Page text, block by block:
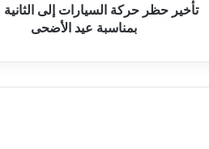
تأخير حظر حركة السيارات إلى
بمناسبة عيد الأضحى